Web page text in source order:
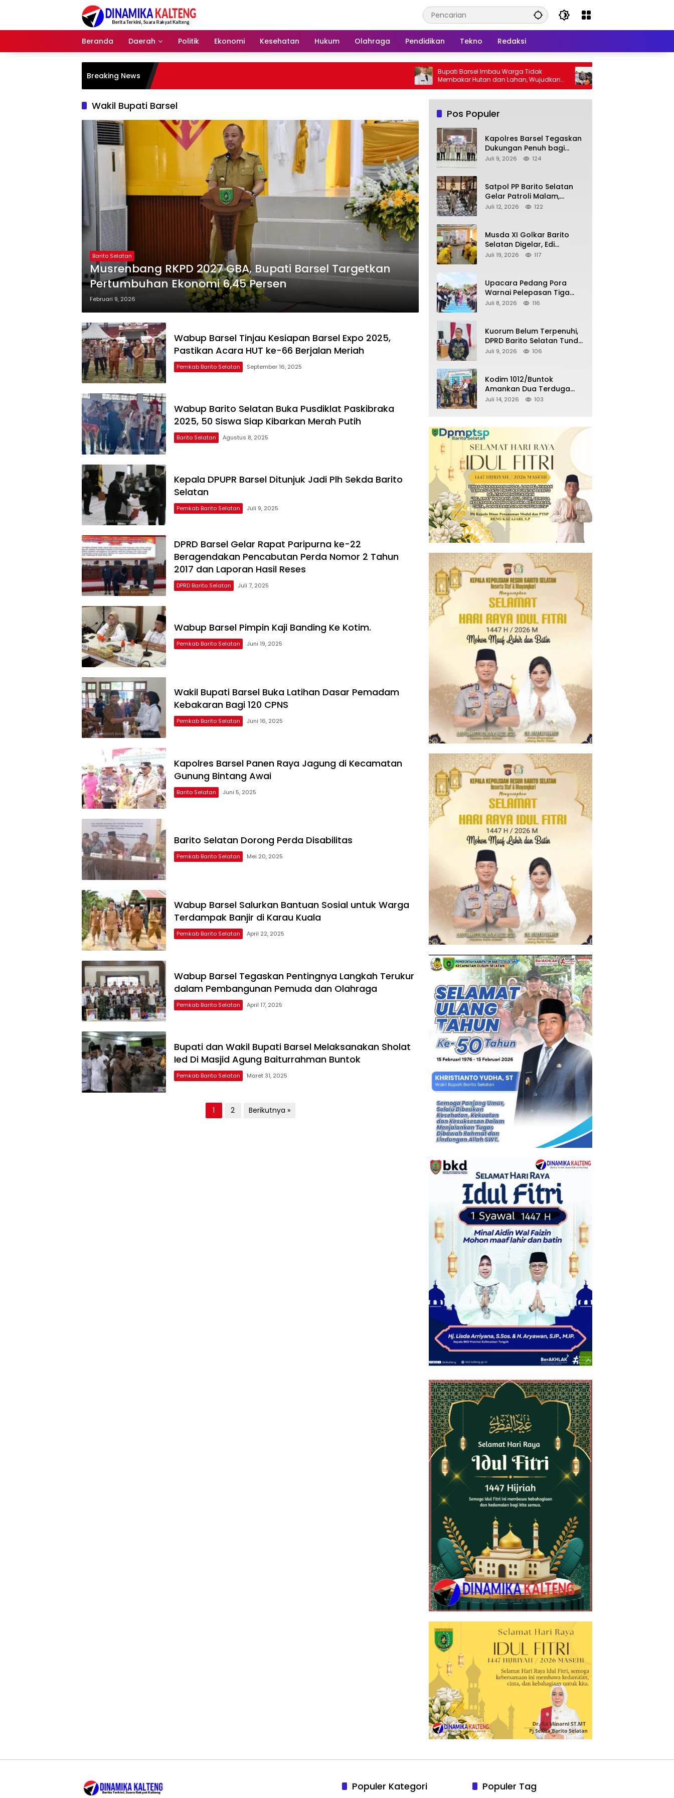
Beranda
Daerah Politik Ekonomi Kesehatan Hukum Olahraga Pendidikan Tekno Redaksi
Breaking News
Bupati Barsel Imbau Warga Tidak
Membakar Hutan dan Lahan, Wujudkan
Barito Selatan Bebas Kabut Asap
Kapolres Barsel Dukung Sensus Ekonomi
2026, Ajak Pelaku Usaha Berikan Data
yang Jujur
Wakil Bupati Barsel
Barito Selatan
Musrenbang RKPD 2027 GBA, Bupati Barsel Targetkan
Pertumbuhan Ekonomi 6,45 Persen
Februari 9, 2026
Wabup Barsel Tinjau Kesiapan Barsel Expo 2025,
Pastikan Acara HUT ke-66 Berjalan Meriah
Pemkab Barito Selatan September 16, 2025
Wabup Barito Selatan Buka Pusdiklat Paskibraka
2025, 50 Siswa Siap Kibarkan Merah Putih
Barito Selatan Agustus 8, 2025
Kepala DPUPR Barsel Ditunjuk Jadi Plh Sekda Barito
Selatan
Pemkab Barito Selatan Juli 9, 2025
DPRD Barsel Gelar Rapat Paripurna ke-22
Beragendakan Pencabutan Perda Nomor 2 Tahun
2017 dan Laporan Hasil Reses
DPRD Barito Selatan Juli 7, 2025
Wabup Barsel Pimpin Kaji Banding Ke Kotim.
Pemkab Barito Selatan Juni 19, 2025
Wakil Bupati Barsel Buka Latihan Dasar Pemadam
Kebakaran Bagi 120 CPNS
Pemkab Barito Selatan Juni 16, 2025
Kapolres Barsel Panen Raya Jagung di Kecamatan
Gunung Bintang Awai
Barito Selatan Juni 5, 2025
Barito Selatan Dorong Perda Disabilitas
Pemkab Barito Selatan Mei 20, 2025
Wabup Barsel Salurkan Bantuan Sosial untuk Warga
Terdampak Banjir di Karau Kuala
Pemkab Barito Selatan April 22, 2025
Wabup Barsel Tegaskan Pentingnya Langkah Terukur
dalam Pembangunan Pemuda dan Olahraga
Pemkab Barito Selatan April 17, 2025
Bupati dan Wakil Bupati Barsel Melaksanakan Sholat
Ied Di Masjid Agung Baiturrahman Buntok
Pemkab Barito Selatan Maret 31, 2025
1 2 Berikutnya »
Pos Populer
Kapolres Barsel Tegaskan
Dukungan Penuh bagi
Pengembangan KBPPP
Juli 9, 2026 124
Satpol PP Barito Selatan
Gelar Patroli Malam,
Tindak Lanjuti Keluhan
Juli 12, 2026 122
Musda XI Golkar Barito
Selatan Digelar, Edi
Pratowo Targetkan
Juli 19, 2026 117
Upacara Pedang Pora
Warnai Pelepasan Tiga
Perwira Polres Barito
Juli 8, 2026 116
Kuorum Belum Terpenuhi,
DPRD Barito Selatan Tunda
Paripurna Persetujuan
APBD 2025
Juli 9, 2026 106
Kodim 1012/Buntok
Amankan Dua Terduga
Pencuri Aset Perusahaan
Disita
Juli 14, 2026 103
Populer Kategori Populer Tag